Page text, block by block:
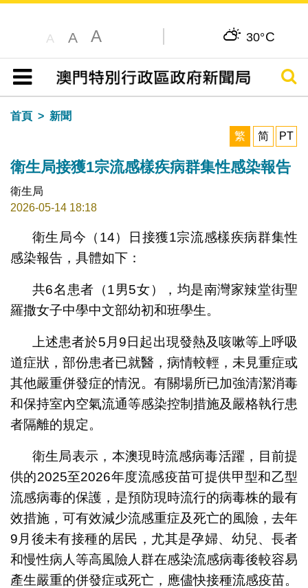
A A A 30°C
目錄
搜尋
首頁
新聞
繁
简 PT
衛生局接獲1宗流感樣疾病群集性感染報告
衛生局
2026-05-14 18:18
衛生局今（14）日接獲1宗流感樣疾病群集性
感染報告，具體如下：
共6名患者（1男5女），均是南灣家辣堂街聖
羅撒女子中學中文部幼初和班學生。
上述患者於5月9日起出現發熱及咳嗽等上呼吸
道症狀，部份患者已就醫，病情較輕，未見重症或
其他嚴重併發症的情況。有關場所已加強清潔消毒
和保持室內空氣流通等感染控制措施及嚴格執行患
者隔離的規定。
衛生局表示，本澳現時流感病毒活躍，目前提
供的2025至2026年度流感疫苗可提供甲型和乙型
流感病毒的保護，是預防現時流行的病毒株的最有
效措施，可有效減少流感重症及死亡的風險，去年
9月後未有接種的居民，尤其是孕婦、幼兒、長者
和慢性病人等高風險人群在感染流感病毒後較容易
產生嚴重的併發症或死亡，應儘快接種流感疫苗。